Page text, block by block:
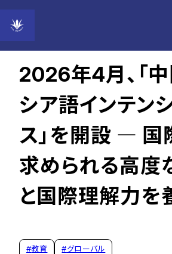
2026年01月09日
2026年4月、「中
シア語インテン
ス」を開設 ― 国
求められる高度
と国際理解力を
#教育 #グローバル